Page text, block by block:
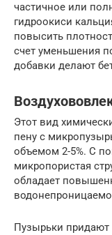
частичное или
гидроокиси
повысить
счет уменьшения
добавки делают
Этот вид
пену с
объемом 2-5%. С
микропористая
обладает
Пузырьки